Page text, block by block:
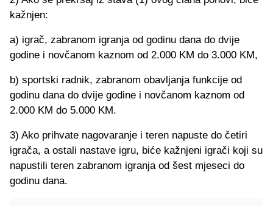
kažnjen:
a) igrač, zabranom igranja od godinu dana do dvije
godine i novčanom kaznom od 2.000 KM do 3.000 KM,
b) sportski radnik, zabranom obavljanja funkcije od
godinu dana do dvije godine i novčanom kaznom od
2.000 KM do 5.000 KM.
3) Ako prihvate nagovaranje i teren napuste do četiri
igrača, a ostali nastave igru, biće kažnjeni igrači koji su
napustili teren zabranom igranja od šest mjeseci do
godinu dana.